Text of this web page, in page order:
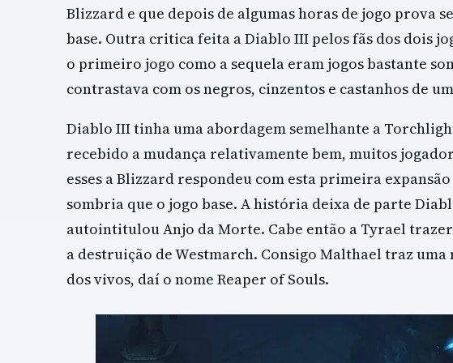
Blizzard e que depois de algumas horas de jogo prova
base. Outra critica feita a Diablo III pelos fãs dos dois
o primeiro jogo como a sequela eram jogos bastante
contrastava com os negros, cinzentos e castanhos de
Diablo III tinha uma abordagem semelhante a
recebido a mudança relativamente bem, muitos
esses a Blizzard respondeu com esta primeira
sombria que o jogo base. A história deixa de parte
autointitulou Anjo da Morte. Cabe então a Tyrael
a destruição de Westmarch. Consigo Malthael traz
dos vivos, daí o nome Reaper of Souls.